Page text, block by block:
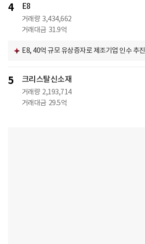
4 E8
거래량 3,434,662
거래대금 31.9억
E8, 40억 규모 유상증자로 제조기업 인수 추진
5 크리스탈신소재
거래량 2,193,714
거래대금 29.5억